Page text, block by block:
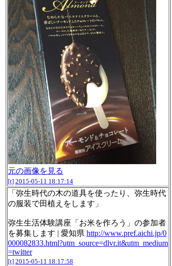
元の画像を見る
[t] 2015-05-11 18:17:14
「弥生時代の木の道具を使ったり、弥生時代
の服装で田植えをします」
弥生生活体験講座「お米を作ろう」の参加者
を募集します | 愛知県 http://www.pref.aichi.jp/0
000082833.html?utm_source=dlvr.it&utm_medium
=twitter
[t] 2015-05-11 18:17:58